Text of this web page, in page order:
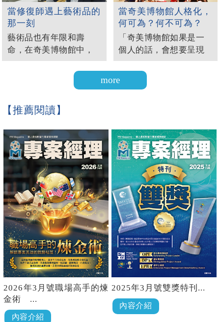
發現這股喜歡已經成為
跨越世紀的專案，它有
脈絡、它有軌跡，它讓
人著迷而流連忘返，心
裡亦跟著對之產生敬
一而再，再而三前來參
觀。當中拿捏的尺顯得
重要，多一分則築高
牆，少一分則沒原則，
在在是挑戰。"
當修復師遇上藝術品的
那一刻
藝術品也有年限和壽
命，在奇美博物館中，
修復師扮演極為重要的
角色。從發現作品有異
狀到決定用什麼方式進
眾觀賞，需要做出很多
好似一個專案，修復師
等同專案經理，必須肩
負專案的成敗，花費的
心力和負擔的責任更是
不在話下。"
當奇美博物館人格化，
何可為？何不可為？
「奇美博物館如果是一
個人的話，會想要呈現
什麼給大眾？」當我們
將之人格化後，重新看
待她的時，會很清楚地
一切如同許文龍的期
許，台灣的文化復興是
從台南開始；而台南的
文化復興，由奇美來起
步。 "
【推薦閱讀】
2026年3月號職場高手的煉
金術 ...
內容介紹
2025年3月號雙獎特刊...
內容介紹